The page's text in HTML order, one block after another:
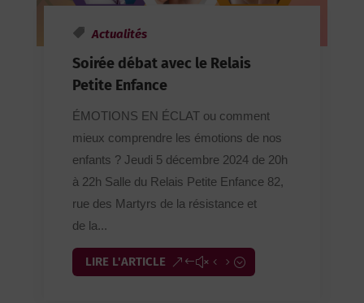
Actualités
Soirée débat avec le Relais
Petite Enfance
ÉMOTIONS EN ÉCLAT ou comment
mieux comprendre les émotions de nos
enfants ? Jeudi 5 décembre 2024 de 20h
à 22h Salle du Relais Petite Enfance 82,
rue des Martyrs de la résistance et
de la...
LIRE L'ARTICLE